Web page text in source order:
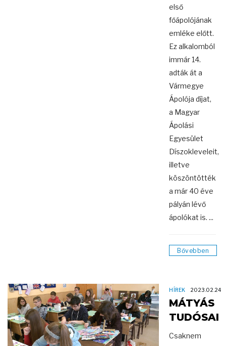
első
főápolójának
emléke előtt.
Ez alkalomból
immár 14.
adták át a
Vármegye
Ápolója díjat,
a Magyar
Ápolási
Egyesület
Díszokleveleit,
illetve
köszöntötték
a már 40 éve
pályán lévő
ápolókat is. ...
Bővebben
HÍREK 2023.02.24
MÁTYÁS
TUDÓSAI
Csaknem